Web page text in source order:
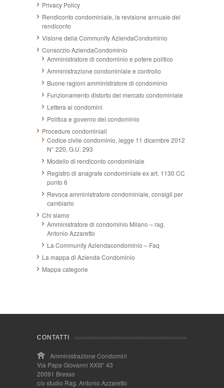
Privacy Policy
Rendiconto condominiale, la revisione annuale del
rendiconto
Visione della Community AziendaCondominio
Consorzio AziendaCondominio
Amministratore di condominio e potere politico
Amministrazione condominiale e controllo
Buone ragioni amministratore di condominio
Funzionamento distorto del mercato condominiale
Lettera ai condomini
Politica e governo del condominio
Procedure condominiali
Codice civile condominio, legge 11 dicembre 2012
N° 220, G.U. 293
Modello di rendiconto condominiale
Registro di anagrafe condominiale ex art. 1130 CC
punto 6
Revoca amministratore condominiale, consigli per
cambiarlo
Chi siamo
Amministratore di condominio Milano – rag.
Antonio Azzaretto
La Community Aziendacondominio – Faq
La mappa di Azienda Condominio
Mappa categorie
CONTATTI
Amministrazione Condomini
Via Papa Giovanni XXIII° 43
20091 Bresso
c/o studio Rag. Antonio Azzaretto